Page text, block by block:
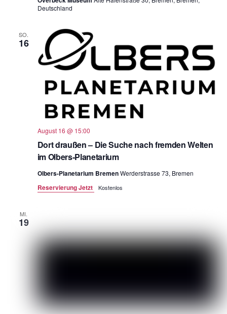
Deutschland
SO.
16
Dort draußen – Die Suche nach fremden Welten
im Olbers-Planetarium
August 16 @ 15:00
Olbers-Planetarium BremenWerderstrasse 73, Bremen
Reservierung Jetzt Kostenlos
MI.
19